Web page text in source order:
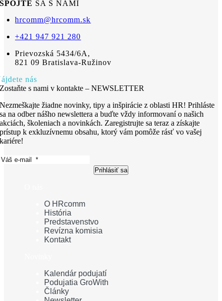
SPOJTE SA S NAMI
hrcomm@hrcomm.sk
+421 947 921 280
Prievozská 5434/6A,
821 09 Bratislava-Ružinov
nás
Zostaňte s nami v kontakte – NEWSLETTER
Nezmeškajte žiadne novinky, tipy a inšpirácie z oblasti HR! Prihláste
sa na odber nášho newslettera a buďte vždy informovaní o našich
akciách, školeniach a novinkách. Zaregistrujte sa teraz a získajte
prístup k exkluzívnemu obsahu, ktorý vám pomôže rásť vo vašej
kariére!
Prihlásiť sa
O HRcomm
História
Predstavenstvo
Revízna komisia
Kontakt
Kalendár podujatí
Podujatia GroWith
Články